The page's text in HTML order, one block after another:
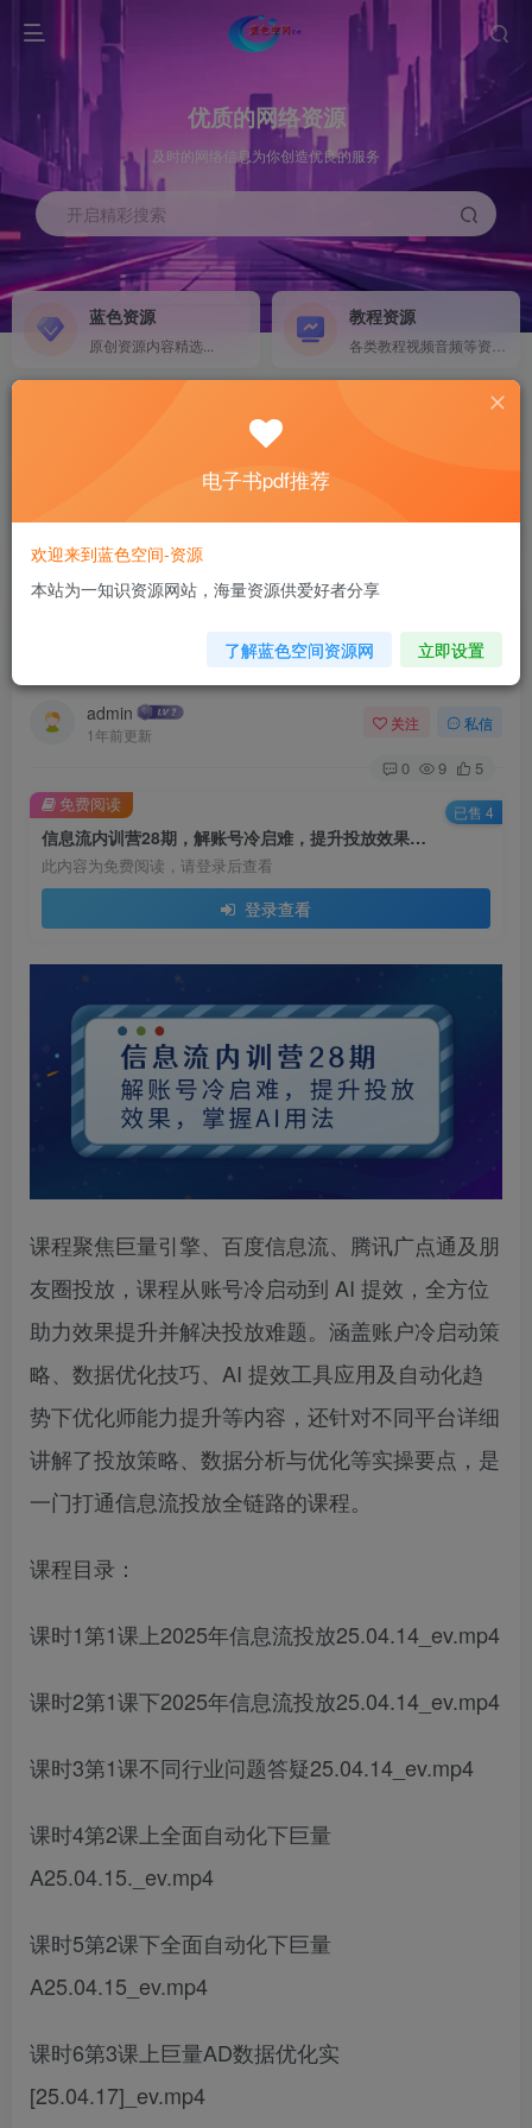
优质的网络资源
及时的网络信息为你创造优良的服务
开启精彩搜索
蓝色资源
原创资源内容精选...
教程资源
计算机 移动设备 软件下载....
电子书籍下载...
首页 AI技术 正文
信息流内训营28期，解账号冷启难，提升投放效
admin
1年前更新
关注 私信
0 9 5
信息流内训营28期，解账号冷启难，提升投放效果，掌握AI用法
此内容为免费阅读，请登录后查看
登录查看
免费阅读 已售 4
课程聚焦巨量引擎、百度信息流、腾讯广点通及朋
友圈投放，课程从账号冷启动到 AI 提效，全方位
助力效果提升并解决投放难题。涵盖账户冷启动策
略、数据优化技巧、AI 提效工具应用及自动化趋
势下优化师能力提升等内容，还针对不同平台详细
讲解了投放策略、数据分析与优化等实操要点，是
一门打通信息流投放全链路的课程。
课程目录：
课时1第1课上2025年信息流投放25.04.14_ev.mp4
课时2第1课下2025年信息流投放25.04.14_ev.mp4
课时3第1课不同行业问题答疑25.04.14_ev.mp4
课时4第2课上全面自动化下巨量
A25.04.15._ev.mp4
课时5第2课下全面自动化下巨量
A25.04.15_ev.mp4
课时6第3课上巨量AD数据优化实
[25.04.17]_ev.mp4
电子书pdf推荐
欢迎来到蓝色空间-资源
本站为一知识资源网站，海量资源供爱好者分享
了解蓝色空间资源网 立即设置